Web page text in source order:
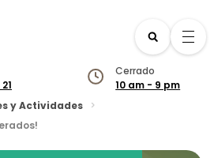
Horario
10 am _ 9 pm
Locales
Cerrado
10 am - 9 pm
y Actividades